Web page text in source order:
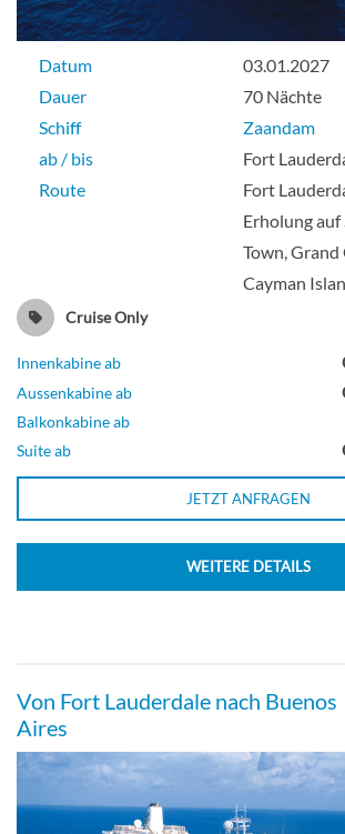
Aussenkabine
Aussenkabine
Große Innenkabine-[I]
Innenkabine
Datum
03.01.2027
Dauer
70 Nächte
Schiff
Zaandam
ab / bis
Fort
Route
Fort
Erholung auf
Town, Grand
Cayman
Cruise Only
Innenkabine ab
Aussenkabine ab
Balkonkabine ab
Suite ab
JETZT ANFRAGEN
WEITERE DETAILS
Von Fort Lauderdale nach Buenos
Aires